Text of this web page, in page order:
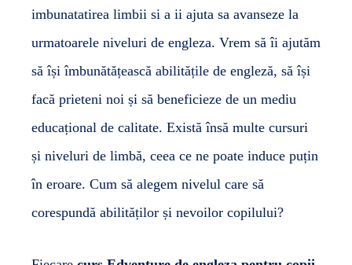
imbunatatirea limbii si a ii ajuta sa avanseze la
urmatoarele niveluri de engleza. Vrem să îi ajutăm
să își îmbunătățească abilitățile de engleză, să își
facă prieteni noi și să beneficieze de un mediu
educațional de calitate. Există însă multe cursuri
și niveluri de limbă, ceea ce ne poate induce puțin
în eroare. Cum să alegem nivelul care să
corespundă abilităților și nevoilor copilului?